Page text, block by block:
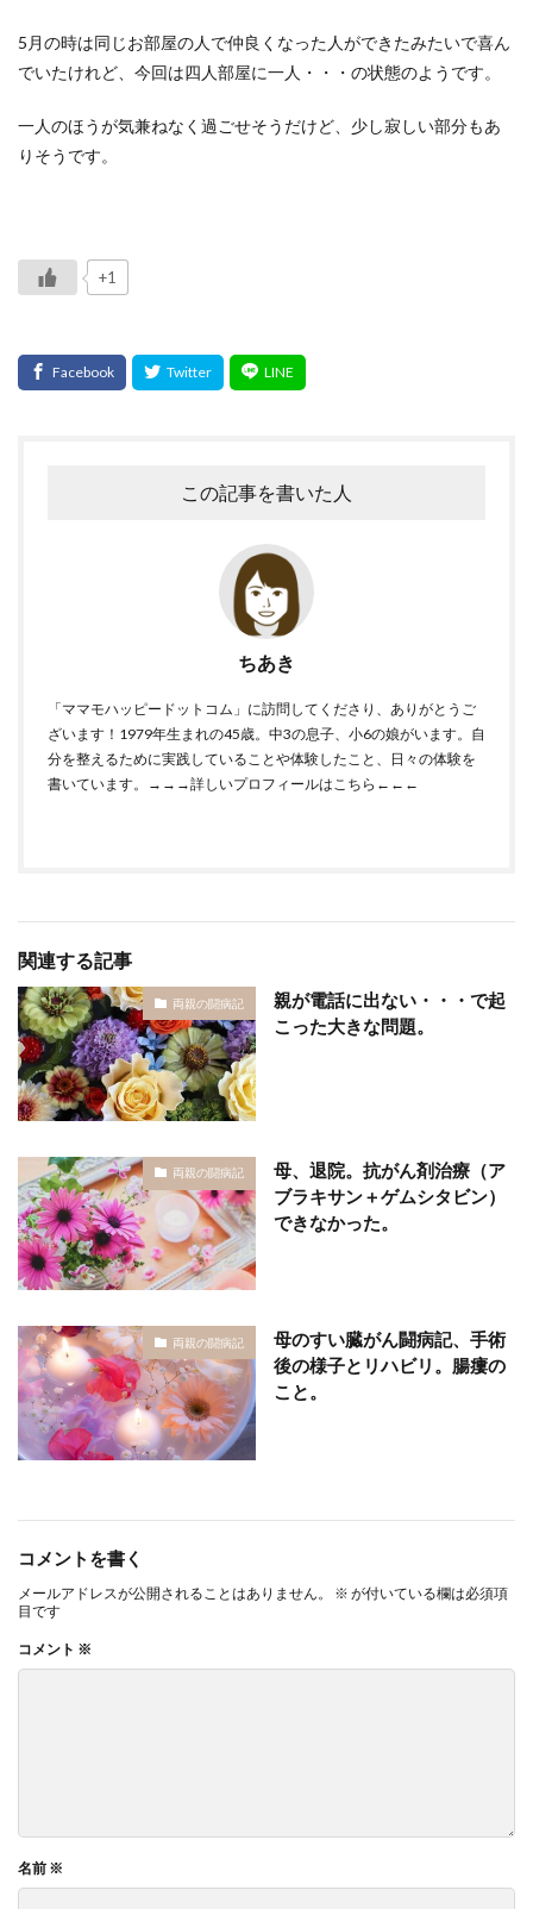
5月の時は同じお部屋の人で仲良くなった人ができたみたいで喜ん
でいたけれど、今回は四人部屋に一人・・・の状態のようです。
一人のほうが気兼ねなく過ごせそうだけど、少し寂しい部分もあ
りそうです。
+1
この記事を書いた人
ちあき
「ママモハッピードットコム」に訪問してくださり、ありがとうご
ざいます！1979年生まれの45歳。中3の息子、小6の娘がいます。自
分を整えるために実践していることや体験したこと、日々の体験を
書いています。
→→→詳しいプロフィールはこちら←←←
関連する記事
両親の闘病記
親が電話に出ない・・・で起
こった大きな問題。
両親の闘病記
母、退院。抗がん剤治療（ア
ブラキサン＋ゲムシタビン）
できなかった。
両親の闘病記
母のすい臓がん闘病記、手術
後の様子とリハビリ。腸瘻の
こと。
コメントを書く
メールアドレスが公開されることはありません。 ※ が付いている欄は必須項
目です
コメント ※
名前 ※